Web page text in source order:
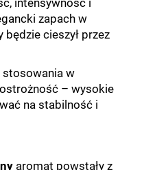
intensywność i
zapach w
cieszył przez
stosowania w
– wysokie
na stabilność i
aromat powstały z